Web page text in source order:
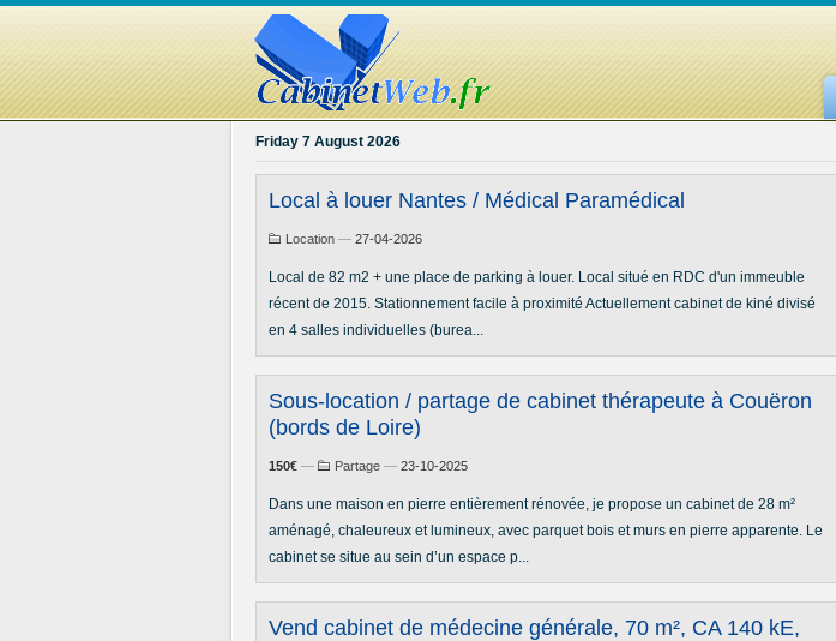
Friday 7 August 2026
Local à louer Nantes / Médical Paramédical
Location — 27-04-2026
Local de 82 m2 + une place de parking à louer. Local situé en RDC d'un immeuble
récent de 2015. Stationnement facile à proximité Actuellement cabinet de kiné divisé
en 4 salles individuelles (burea...
Sous-location / partage de cabinet thérapeute à Couëron
(bords de Loire)
150€ — Partage — 23-10-2025
Dans une maison en pierre entièrement rénovée, je propose un cabinet de 28 m²
aménagé, chaleureux et lumineux, avec parquet bois et murs en pierre apparente. Le
cabinet se situe au sein d’un espace p...
Vend cabinet de médecine générale, 70 m², CA 140 kE,